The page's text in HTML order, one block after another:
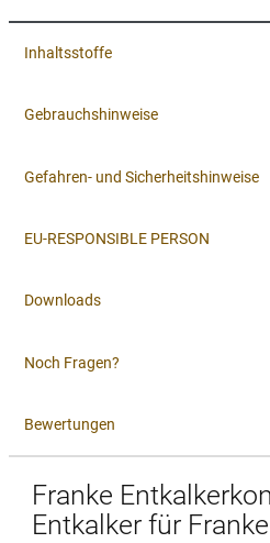
Inhaltsstoffe
Gebrauchshinweise
Gefahren- und Sicherheitshinweise
EU-RESPONSIBLE PERSON
Downloads
Noch Fragen?
Bewertungen
Franke
Entkalker für